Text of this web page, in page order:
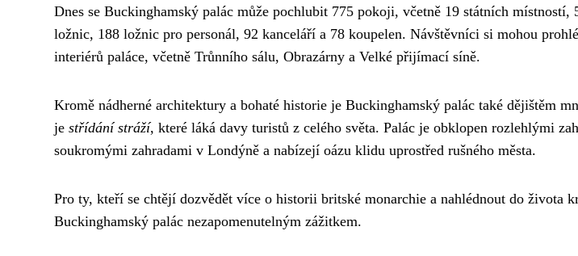
Dnes se Buckinghamský palác může pochlubit 775 pokoji, včetně 19 státních místností,
ložnic, 188 ložnic pro personál, 92 kanceláří a 78 koupelen. Návštěvníci si mohou
interiérů paláce, včetně Trůnního sálu, Obrazárny a Velké přijímací síně.
Kromě nádherné architektury a bohaté historie je Buckinghamský palác také dějištěm
je střídání stráží, které láká davy turistů z celého světa. Palác je obklopen rozlehlými
soukromými zahradami v Londýně a nabízejí oázu klidu uprostřed rušného města.
Pro ty, kteří se chtějí dozvědět více o historii britské monarchie a nahlédnout do života
Buckinghamský palác nezapomenutelným zážitkem.